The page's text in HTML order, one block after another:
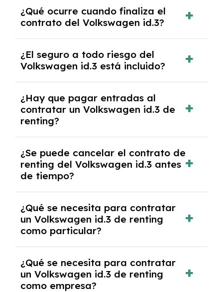
contrato y puede variar entre 10,000 y
30,000 km anuales. Si excedes ese límite,
puede haber un cargo adicional.
¿Qué ocurre cuando finaliza el
contrato del Volkswagen id.3?
coche, renovarlo por uno nuevo o, en algunos
casos, comprarlo a un precio previamente
acordado.
¿El seguro a todo riesgo del
Volkswagen id.3 está incluido?
Volkswagen id.3 con el seguro a todo riesgo
sin franquicia incluido dentro de las cuotas
mensuales.
¿Hay que pagar entradas al
contratar un Volkswagen id.3 de
renting?
tendrás que pagar ningún tipo de entrada
salvo en casos que lo exija el proveedor
debido al resultado del estudio de viabilidad
económica.
¿Se puede cancelar el contrato de
renting del Volkswagen id.3 antes
de tiempo?
pero puede haber penalizaciones por
cancelación anticipada. Es importante revisar
las condiciones del contrato y hablar con un
experto que te asesore.
¿Qué se necesita para contratar
un Volkswagen id.3 de renting
como particular?
y, en algunos casos, una consulta de solvencia
crediticia y un pago inicial.
¿Qué se necesita para contratar
un Volkswagen id.3 de renting
como empresa?